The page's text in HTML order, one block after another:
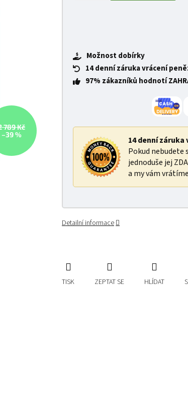
789 Kč
–39 %
Možnost dobírky
14 denní záruka vrácení
97% zákazníků hodnotí
14 denní záruka
Pokud nebudete
jednoduše jej
a my vám
Detailní informace
TISK ZEPTAT SE HLÍDAT